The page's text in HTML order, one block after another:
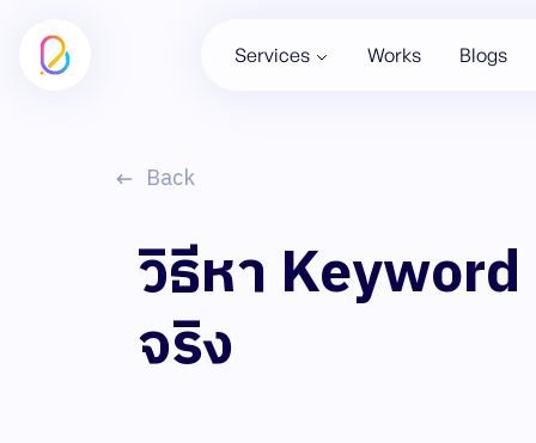
Services Works Blogs
Back
วิธีหา Keyword
จริง